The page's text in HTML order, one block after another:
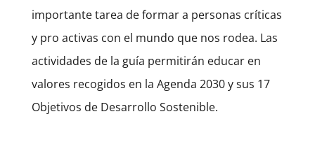
importante tarea de formar a personas críticas
y pro activas con el mundo que nos rodea. Las
actividades de la guía permitirán educar en
valores recogidos en la Agenda 2030 y sus 17
Objetivos de Desarrollo Sostenible.